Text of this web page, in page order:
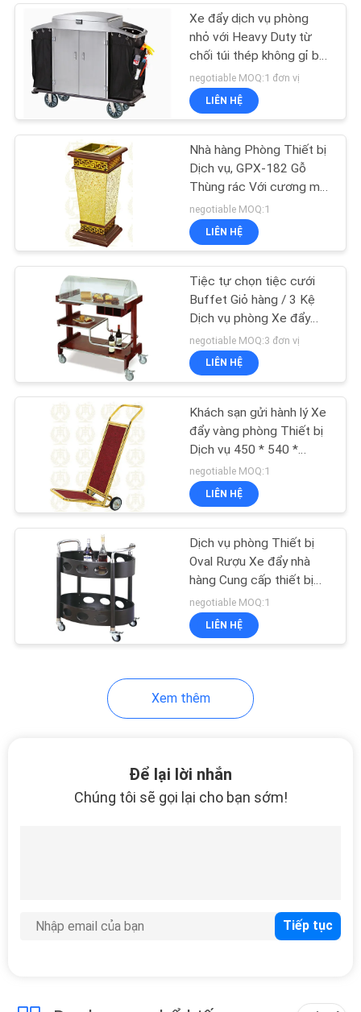
TIN
TỨC
CÁC
TRƯỜNG
SƠ
TRANG
PRIVACY
Xe đẩy dịch vụ phòng
nhỏ với Heavy Duty từ
chối túi thép không gỉ bột
- Epoxy kết thúc
negotiable MOQ:1 đơn vị
LIÊN HỆ
Nhà hàng Phòng Thiết bị
Dịch vụ, GPX-182 Gỗ
Thùng rác Với cương mô
phỏng
negotiable MOQ:1
LIÊN HỆ
Tiệc tự chọn tiệc cưới
Buffet Giỏ hàng / 3 Kệ
Dịch vụ phòng Xe đẩy
Bảng Top
negotiable MOQ:3 đơn vị
LIÊN HỆ
Khách sạn gửi hành lý Xe
đẩy vàng phòng Thiết bị
Dịch vụ 450 * 540 *
1200mm
negotiable MOQ:1
LIÊN HỆ
Dịch vụ phòng Thiết bị
Oval Rượu Xe đẩy nhà
hàng Cung cấp thiết bị
cho nhà hàng
negotiable MOQ:1
LIÊN HỆ
Xem thêm
Để lại lời nhắn
Chúng tôi sẽ gọi lại cho bạn sớm!